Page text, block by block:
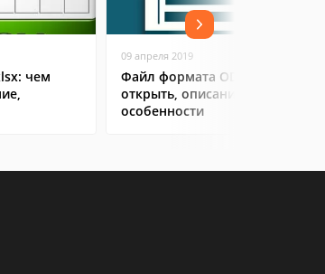
чем
09 апреля 2019
Файл формата ODT: чем
открыть, описание,
особенности